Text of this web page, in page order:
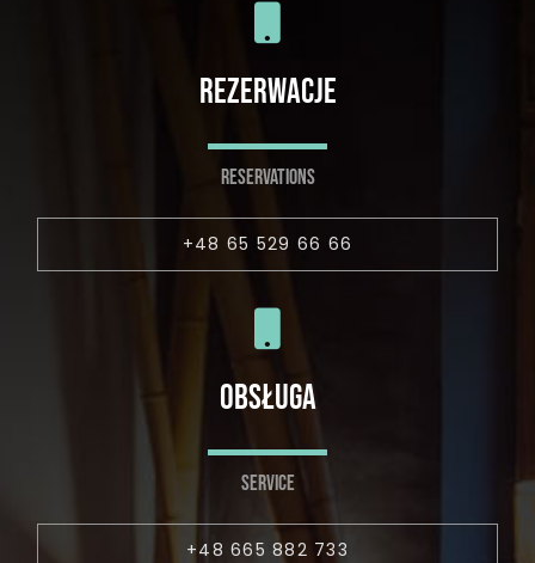
REZERWACJE
RESERVATIONS
+48 65 529 66 66
OBSŁUGA
SERVICE
+48 665 882 733